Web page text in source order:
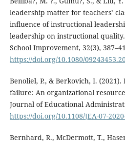
leadership matter for teachers’
influence of instructional
leadership on instructional
School Improvement, 32(3),
https://doi.org/10.1080/
Benoliel, P., & Berkovich, I.
failure: An organizational
Journal of Educational
https://doi.org/10.1108/JEA-07-
Bernhard, R., McDermott, T.,